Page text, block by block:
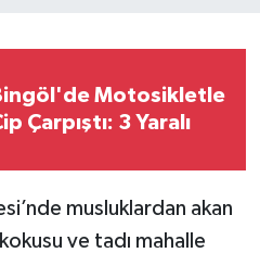
Motosikletle
Çarpıştı: 3 Yaralı
musluklardan akan
ve tadı mahalle